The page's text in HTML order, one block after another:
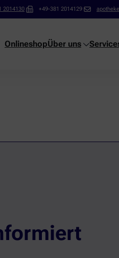
2014130 +49-381 2014129
OnlineshopÜber uns